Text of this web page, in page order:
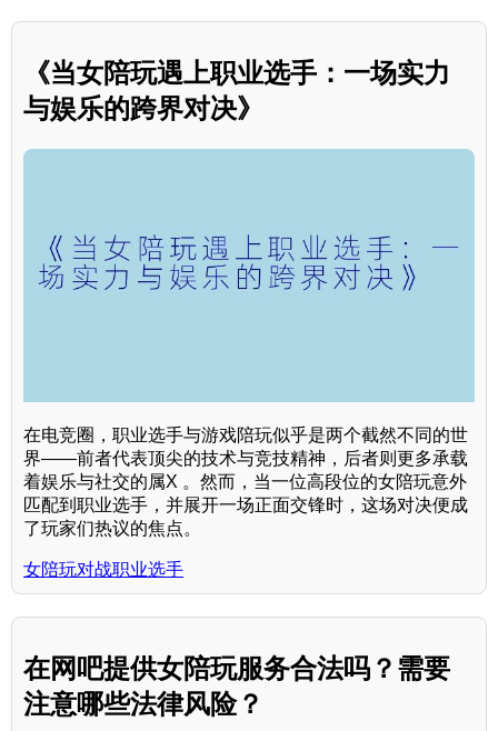
《当女陪玩遇上职业选手：一场实力
与娱乐的跨界对决》
在电竞圈，职业选手与游戏陪玩似乎是两个截然不同的世
界——前者代表顶尖的技术与竞技精神，后者则更多承载
着娱乐与社交的属X 。然而，当一位高段位的女陪玩意外
匹配到职业选手，并展开一场正面交锋时，这场对决便成
了玩家们热议的焦点。
女陪玩对战职业选手
在网吧提供女陪玩服务合法吗？需要
注意哪些法律风险？